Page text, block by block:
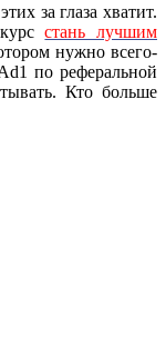
за глаза хватит.
стань лучшим
нужно всего-
по реферальной
Кто больше